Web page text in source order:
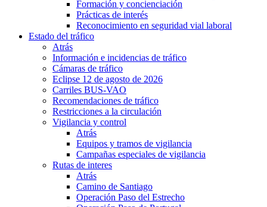
Formación y concienciación
Prácticas de interés
Reconocimiento en seguridad vial laboral
Estado del tráfico
Atrás
Información e incidencias de tráfico
Cámaras de tráfico
Eclipse 12 de agosto de 2026
Carriles BUS-VAO
Recomendaciones de tráfico
Restricciones a la circulación
Vigilancia y control
Atrás
Equipos y tramos de vigilancia
Campañas especiales de vigilancia
Rutas de interes
Atrás
Camino de Santiago
Operación Paso del Estrecho